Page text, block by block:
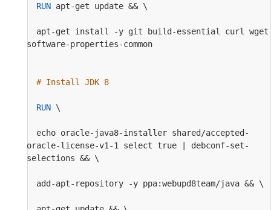
RUN apt-get update && \
software-properties-common
# Install JDK 8
RUN \
oracle-license-v1-1 select true | debconf-set-
selections && \